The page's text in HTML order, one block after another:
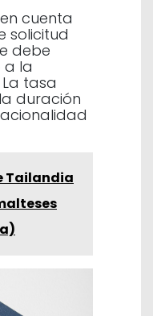
cuenta
solicitud
debe
a la
tasa
duración
Tailandia